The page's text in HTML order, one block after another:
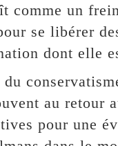
comme un
se libérer
dont elle
au retour
pour une